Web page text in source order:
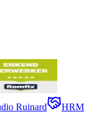
Ruinard
HRM